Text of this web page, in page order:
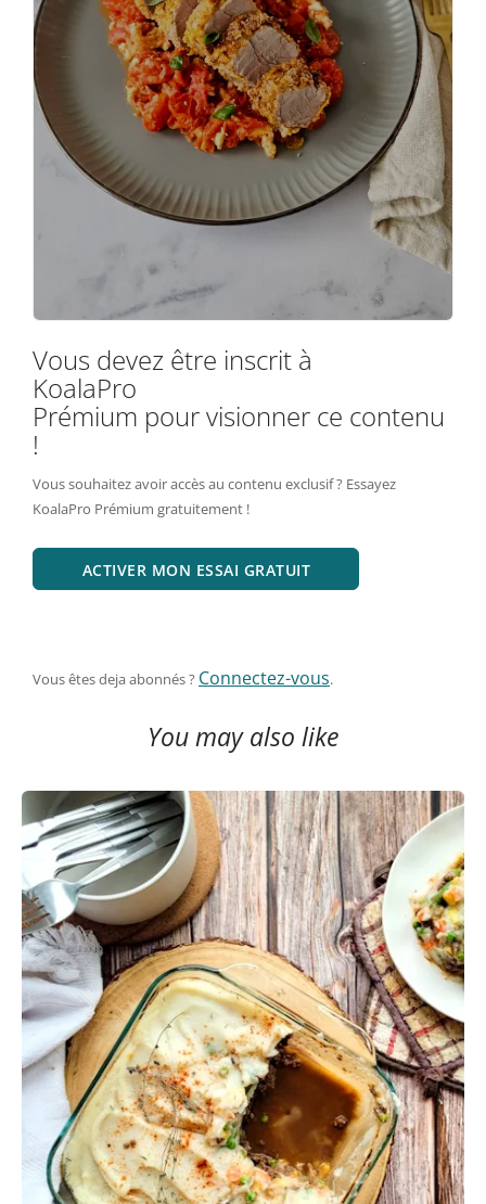
Vous devez être inscrit à
KoalaPro
Prémium pour visionner ce contenu
!
Vous souhaitez avoir accès au contenu exclusif ? Essayez
KoalaPro Prémium gratuitement !
ACTIVER MON ESSAI GRATUIT
Vous êtes deja abonnés ? Connectez-vous.
You may also like